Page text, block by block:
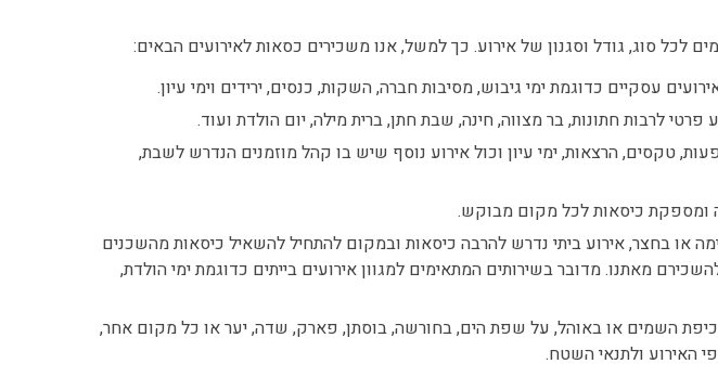
לכל סוג, גודל וסגנון של אירוע. כך למשל, אנו משכירים כסאות לאירועים הבאים:
עסקיים כדוגמת ימי גיבוש, מסיבות חברה, השקות, כנסים, ירידים וימי עיון.
לרבות חתונות, בר מצווה, חינה, שבת חתן, ברית מילה, יום הולדת ועוד.
טקסים, הרצאות, ימי עיון וכול אירוע נוסף שיש בו קהל מוזמנים הנדרש לשבת,
ומספקת כיסאות לכל מקום מבוקש.
או בחצר, אירוע ביתי נדרש להרבה כיסאות ובמקום להתחיל להשאיל כיסאות מהשכנים
מאתנו. מדובר בשירותים המתאימים למגוון אירועים בייתים כדוגמת ימי הולדת,
השמים או באוהל, על שפת הים, בחורשה, בוסתן, פארק, שדה, יער או כל מקום אחר,
האירוע ולתנאי השטח.